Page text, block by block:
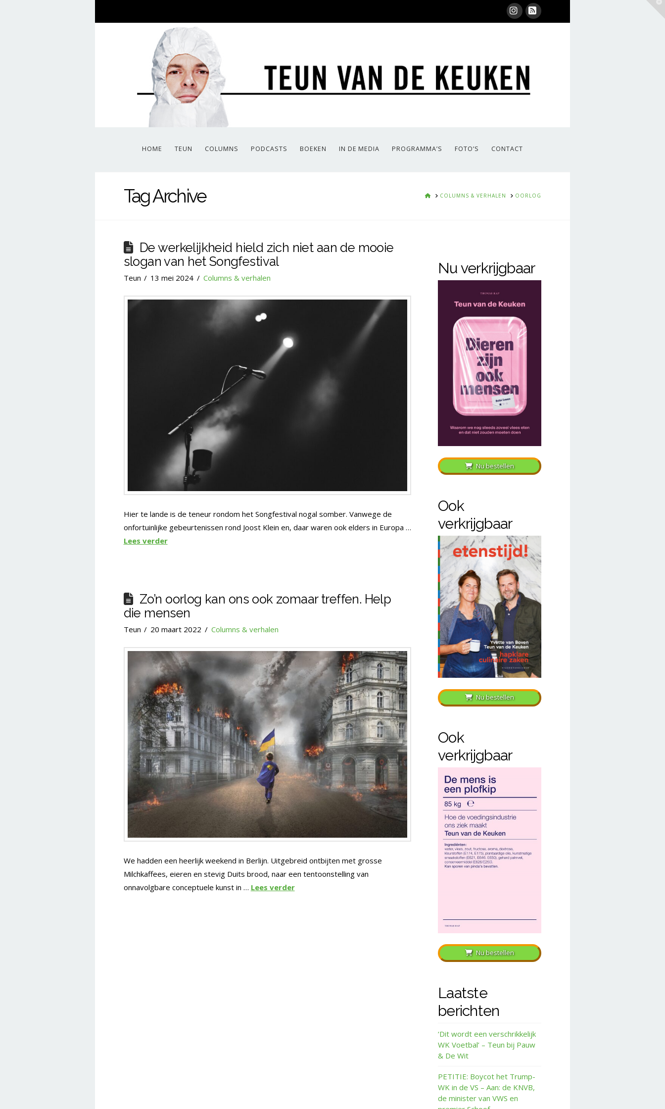
Instagram
RSS
HOME TEUN COLUMNS PODCASTS BOEKEN IN DE MEDIA PROGRAMMA’S FOTO’S CONTACT
Tag Archive HOMECOLUMNS & VERHALEN OORLOG
De werkelijkheid hield zich niet aan de mooie
slogan van het Songfestival
Teun 13 mei 2024 Columns & verhalen
Hier te lande is de teneur rondom het Songfestival nogal somber. Vanwege de
onfortuinlijke gebeurtenissen rond Joost Klein en, daar waren ook elders in Europa …
Lees verder
Zo’n oorlog kan ons ook zomaar treffen. Help
die mensen
Teun 20 maart 2022 Columns & verhalen
We hadden een heerlijk weekend in Berlijn. Uitgebreid ontbijten met grosse
Milchkaffees, eieren en stevig Duits brood, naar een tentoonstelling van
onnavolgbare conceptuele kunst in … Lees verder
Nu verkrijgbaar
Nu bestellen
Ook
verkrijgbaar
Nu bestellen
Ook
verkrijgbaar
Nu bestellen
Laatste
berichten
‘Dit wordt een verschrikkelijk
WK Voetbal’ – Teun bij Pauw
& De Wit
PETITIE: Boycot het Trump-
WK in de VS – Aan: de KNVB,
de minister van VWS en